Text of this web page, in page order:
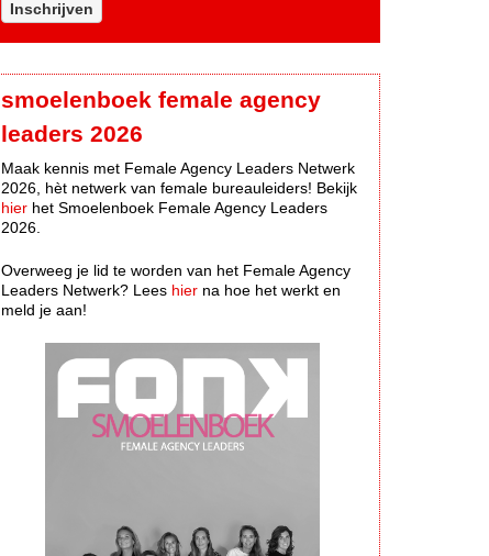
Inschrijven
smoelenboek female agency
leaders 2026
Maak kennis met Female Agency Leaders Netwerk
2026, hèt netwerk van female bureauleiders! Bekijk
hier het Smoelenboek Female Agency Leaders
2026.
Overweeg je lid te worden van het Female Agency
Leaders Netwerk? Lees hier na hoe het werkt en
meld je aan!